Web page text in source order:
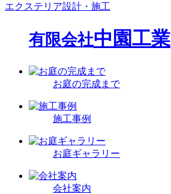
エクステリア設計・施工
有限会社中園工業
お庭の完成まで
施工事例
お庭ギャラリー
会社案内